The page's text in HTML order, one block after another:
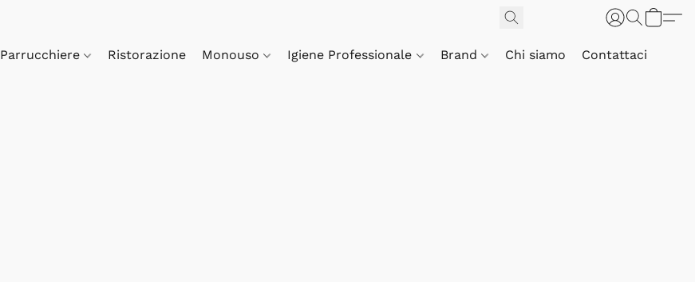
Parrucchiere Ristorazione Monouso Igiene Professionale Brand Chi siamo Contattaci